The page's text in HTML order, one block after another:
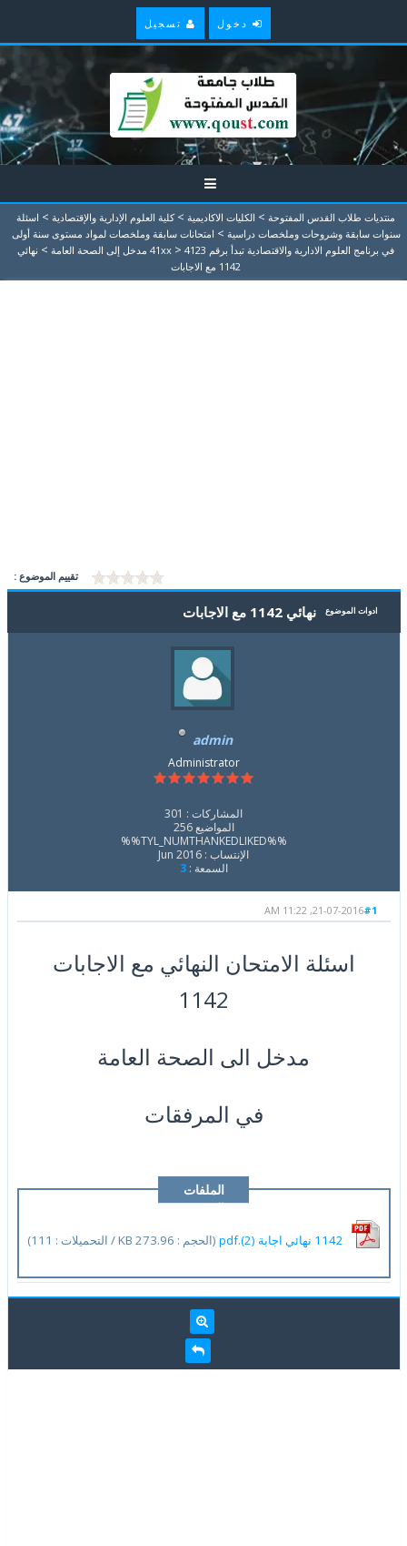
دخول تسجيل
منتديات طلاب القدس المفتوحة > الكليات الاكاديمية > كلية العلوم الإدارية والإقتصادية > اسئلة
سنوات سابقة وشروحات وملخصات دراسية > امتحانات سابقة وملخصات لمواد مستوى سنة أولى
في برنامج العلوم الادارية والاقتصادية تبدأ برقم 41xx
> 4123 مدخل إلى الصحة العامة > نهائي
1142 مع الاجابات
تقييم الموضوع :
ادوات الموضوع نهائي 1142 مع الاجابات
admin
Administrator
المشاركات : 301
المواضيع 256
%%TYL_NUMTHANKEDLIKED%%
الإنتساب : Jun 2016
السمعة :3
#1
21-07-2016, 11:22 AM
اسئلة الامتحان النهائي مع الاجابات
1142
مدخل الى الصحة العامة
في المرفقات
الملفات
المرفقة
1142 نهائي اجابة (2).pdf (الحجم : 273.96 KB / التحميلات : 111)